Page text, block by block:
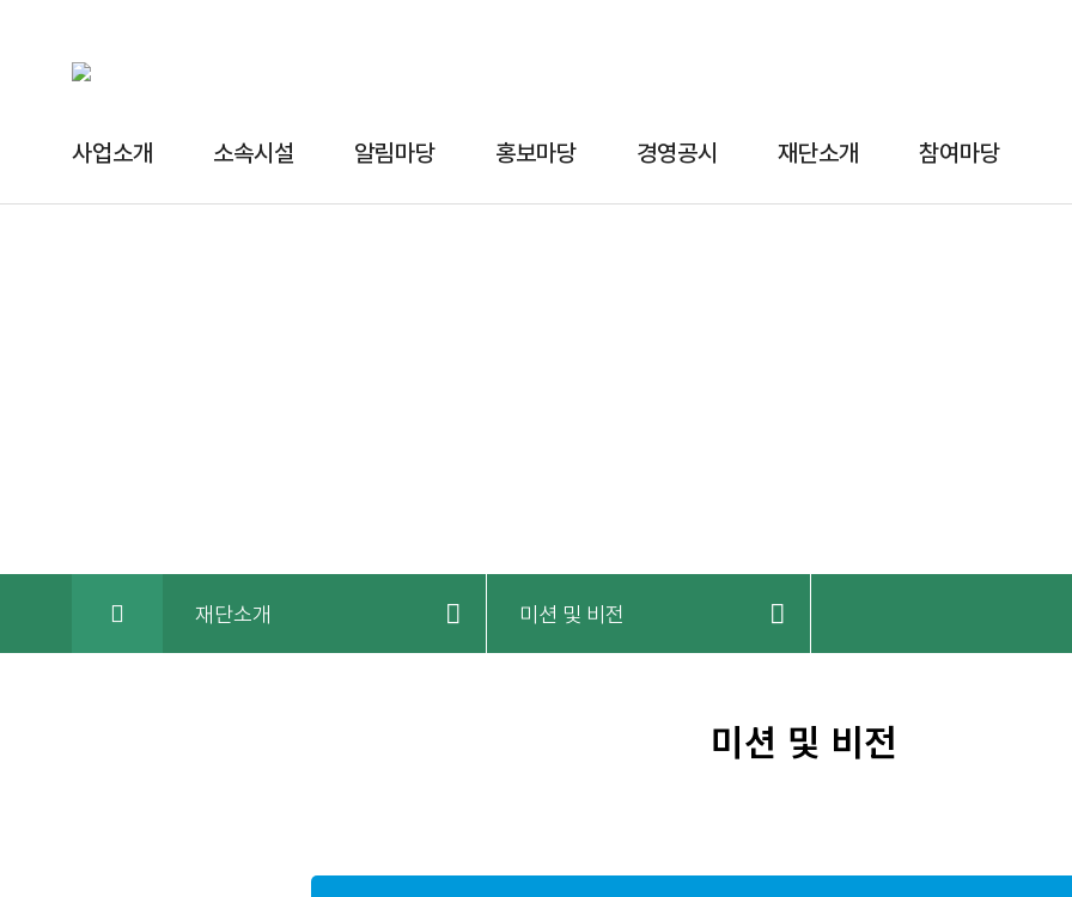
사업소개
소속시설 알림마당 홍보마당 경영공시 재단소개 참여마당
재단소개 미션 및 비전
미션 및 비전